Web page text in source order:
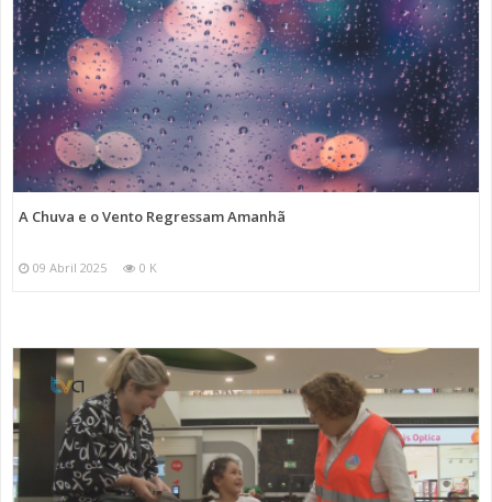
A Chuva e o Vento Regressam Amanhã
09 Abril 2025 0 K